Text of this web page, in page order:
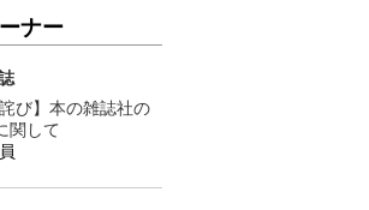
ナー
び】本の雑誌社の
関して